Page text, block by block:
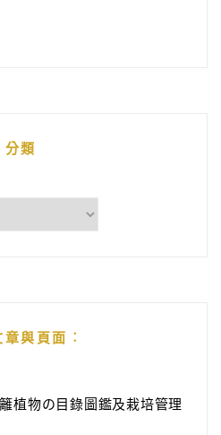
分類
與頁面︰
植物の目錄圖鑑及栽培管理